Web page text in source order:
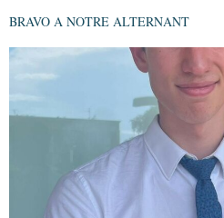
BRAVO A NOTRE ALTERNANT